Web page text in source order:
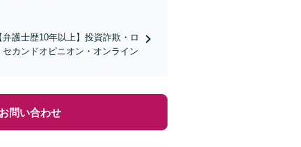
護士歴10年以上】投資詐欺・ロ
カンドオピニオン・オンライン
問い合わせ